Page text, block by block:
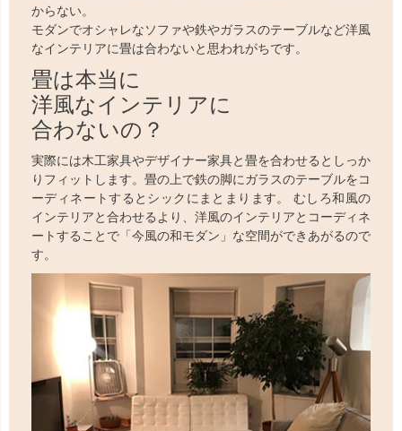
からない。
モダンでオシャレなソファや鉄やガラスのテーブルなど洋風
なインテリアに畳は合わないと思われがちです。
畳は本当に
洋風なインテリアに
合わないの？
実際には木工家具やデザイナー家具と畳を合わせるとしっか
りフィットします。畳の上で鉄の脚にガラスのテーブルをコ
ーディネートするとシックにまとまります。 むしろ和風の
インテリアと合わせるより、洋風のインテリアとコーディネ
ートすることで「今風の和モダン」な空間ができあがるので
す。